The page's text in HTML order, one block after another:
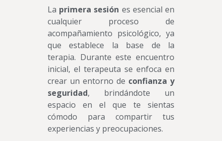
La primera sesión es esencial en
cualquier proceso de
acompañamiento psicológico, ya
que establece la base de la
terapia. Durante este encuentro
inicial, el terapeuta se enfoca en
crear un entorno de confianza y
seguridad, brindándote un
espacio en el que te sientas
cómodo para compartir tus
experiencias y preocupaciones.